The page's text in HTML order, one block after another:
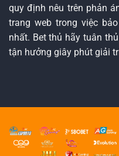
quy định nêu trên phản
trang web trong việc
nhất. Bet thủ hãy tuân
tận hưởng giây phút giải